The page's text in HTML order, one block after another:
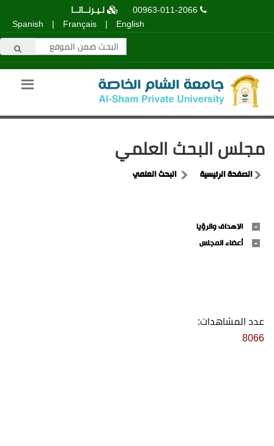
00963-011-2066
لـيـرنــاتــا
English
|
Français
|
Spanish
مجلس البحث العلمي
الصفحة الرئيسية البحث العلمي
الاهداف والرؤيا
أعضاء المجلس
عدد المشاهدات:
8066